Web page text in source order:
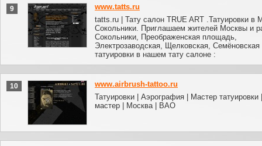
9
www.tatts.ru
tatts.ru | Тату салон TRUE ART .Татуировки в
Сокольники. Приглашаем жителей Москвы и
Сокольники, Преображенская площадь,
Электрозаводская, Щелковская, Семёновская
татуировки в нашем тату салоне :
10
www.airbrush-tattoo.ru
Татуировки | Аэрография | Мастер татуировки
мастер | Москва | ВАО